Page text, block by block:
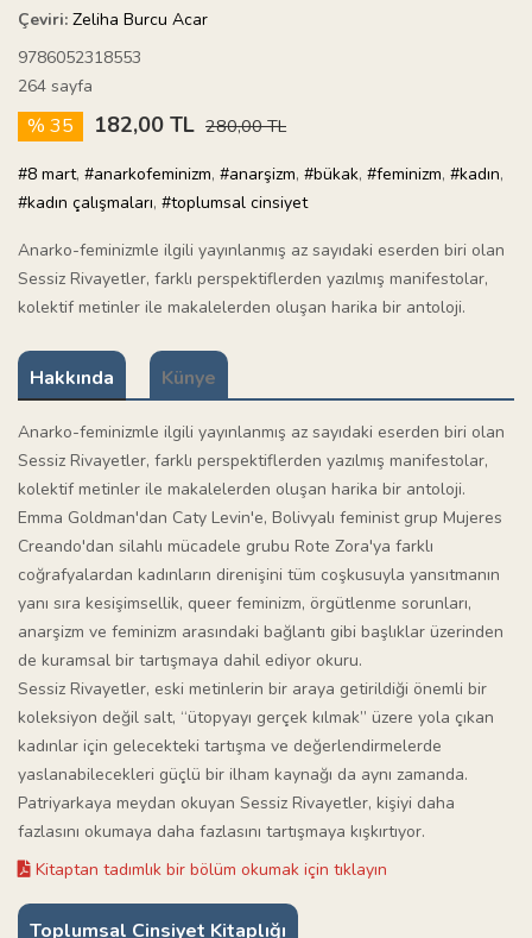
Çeviri: Zeliha Burcu Acar
9786052318553
264 sayfa
% 35 182,00 TL 280,00 TL
#8 mart, #anarkofeminizm, #anarşizm, #bükak, #feminizm, #kadın,
#kadın çalışmaları, #toplumsal cinsiyet
Anarko-feminizmle ilgili yayınlanmış az sayıdaki eserden biri olan
Sessiz Rivayetler, farklı perspektiflerden yazılmış manifestolar,
kolektif metinler ile makalelerden oluşan harika bir antoloji.
Hakkında Künye
Anarko-feminizmle ilgili yayınlanmış az sayıdaki eserden biri olan
Sessiz Rivayetler, farklı perspektiflerden yazılmış manifestolar,
kolektif metinler ile makalelerden oluşan harika bir antoloji.
Emma Goldman'dan Caty Levin'e, Bolivyalı feminist grup Mujeres
Creando'dan silahlı mücadele grubu Rote Zora'ya farklı
coğrafyalardan kadınların direnişini tüm coşkusuyla yansıtmanın
yanı sıra kesişimsellik, queer feminizm, örgütlenme sorunları,
anarşizm ve feminizm arasındaki bağlantı gibi başlıklar üzerinden
de kuramsal bir tartışmaya dahil ediyor okuru.
Sessiz Rivayetler, eski metinlerin bir araya getirildiği önemli bir
koleksiyon değil salt, “ütopyayı gerçek kılmak” üzere yola çıkan
kadınlar için gelecekteki tartışma ve değerlendirmelerde
yaslanabilecekleri güçlü bir ilham kaynağı da aynı zamanda.
Patriyarkaya meydan okuyan Sessiz Rivayetler, kişiyi daha
fazlasını okumaya daha fazlasını tartışmaya kışkırtıyor.
Kitaptan tadımlık bir bölüm okumak için tıklayın
Toplumsal Cinsiyet Kitaplığı